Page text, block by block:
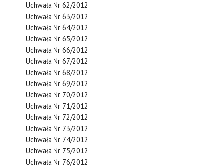
Uchwała Nr 62/2012
Uchwała Nr 63/2012
Uchwała Nr 64/2012
Uchwała Nr 65/2012
Uchwała Nr 66/2012
Uchwała Nr 67/2012
Uchwała Nr 68/2012
Uchwała Nr 69/2012
Uchwała Nr 70/2012
Uchwała Nr 71/2012
Uchwała Nr 72/2012
Uchwała Nr 73/2012
Uchwała Nr 74/2012
Uchwała Nr 75/2012
Uchwała Nr 76/2012